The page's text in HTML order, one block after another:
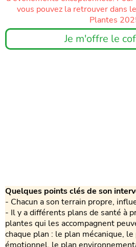
vous pouvez la retrouver dans
Plantes
Je m'offre le
Quelques points clés de son
- Chacun a son terrain propre,
- Il y a différents plans de santé à
plantes qui les accompagnent
chaque plan : le plan mécanique,